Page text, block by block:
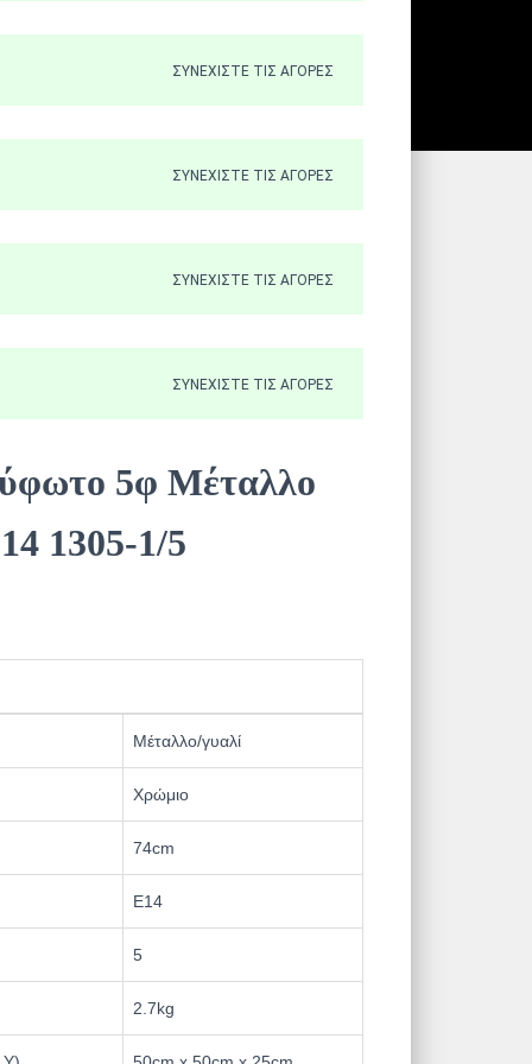
ΣΥΝΕΧΊΣΤΕ ΤΙΣ ΑΓΟΡΈΣ
ΣΥΝΕΧΊΣΤΕ ΤΙΣ ΑΓΟΡΈΣ
ΣΥΝΕΧΊΣΤΕ ΤΙΣ ΑΓΟΡΈΣ
ΣΥΝΕΧΊΣΤΕ ΤΙΣ ΑΓΟΡΈΣ
5φ Μέταλλο
1305-1/5
Μέταλλο/γυαλί
Χρώμιο
74cm
Ε14
5
2.7kg